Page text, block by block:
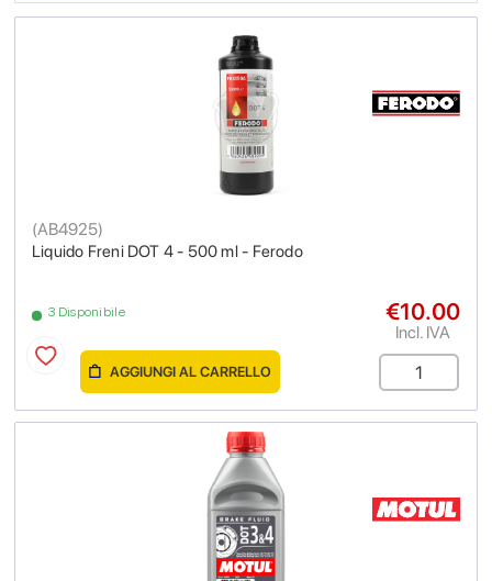
Liquido Freni DOT 4 - 500 ml - Ferodo
(AB4925)
3 Disponibile €10.00
Incl. IVA
AGGIUNGI AL CARRELLO